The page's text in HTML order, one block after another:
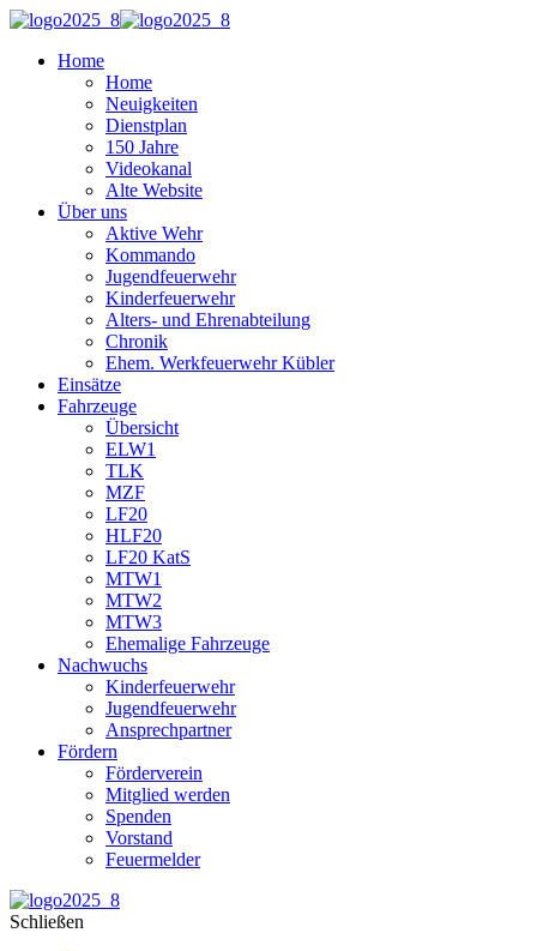
Home
Home
Neuigkeiten
Dienstplan
150 Jahre
Videokanal
Alte Website
Über uns
Aktive Wehr
Kommando
Jugendfeuerwehr
Kinderfeuerwehr
Alters- und Ehrenabteilung
Chronik
Ehem. Werkfeuerwehr Kübler
Einsätze
Fahrzeuge
Übersicht
ELW1
TLK
MZF
LF20
HLF20
LF20 KatS
MTW1
MTW2
MTW3
Ehemalige Fahrzeuge
Nachwuchs
Kinderfeuerwehr
Jugendfeuerwehr
Ansprechpartner
Fördern
Förderverein
Mitglied werden
Spenden
Vorstand
Feuermelder
Schließen